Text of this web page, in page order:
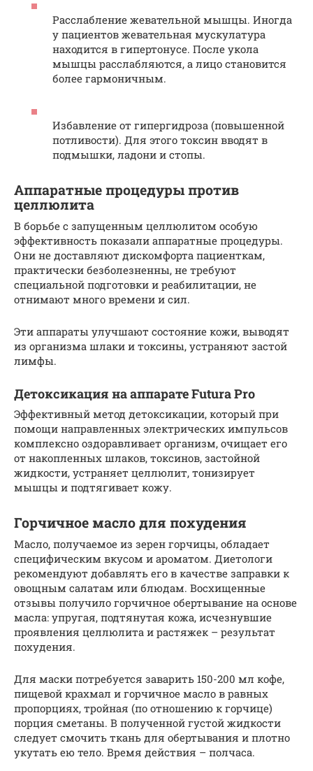
Расслабление жевательной мышцы. Иногда
у пациентов жевательная мускулатура
находится в гипертонусе. После укола
мышцы расслабляются, а лицо становится
более гармоничным.
Избавление от гипергидроза (повышенной
потливости). Для этого токсин вводят в
подмышки, ладони и стопы.
Аппаратные процедуры против
целлюлита
В борьбе с запущенным целлюлитом особую
эффективность показали аппаратные процедуры.
Они не доставляют дискомфорта пациенткам,
практически безболезненны, не требуют
специальной подготовки и реабилитации, не
отнимают много времени и сил.
Эти аппараты улучшают состояние кожи, выводят
из организма шлаки и токсины, устраняют застой
лимфы.
Детоксикация на аппарате Futura Pro
Эффективный метод детоксикации, который при
помощи направленных электрических импульсов
комплексно оздоравливает организм, очищает его
от накопленных шлаков, токсинов, застойной
жидкости, устраняет целлюлит, тонизирует
мышцы и подтягивает кожу.
Горчичное масло для похудения
Масло, получаемое из зерен горчицы, обладает
специфическим вкусом и ароматом. Диетологи
рекомендуют добавлять его в качестве заправки к
овощным салатам или блюдам. Восхищенные
отзывы получило горчичное обертывание на основе
масла: упругая, подтянутая кожа, исчезнувшие
проявления целлюлита и растяжек – результат
похудения.
Для маски потребуется заварить 150-200 мл кофе,
пищевой крахмал и горчичное масло в равных
пропорциях, тройная (по отношению к горчице)
порция сметаны. В полученной густой жидкости
следует смочить ткань для обертывания и плотно
укутать ею тело. Время действия – полчаса.